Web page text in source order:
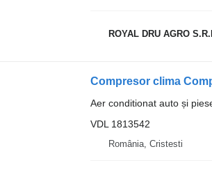
ROYAL DRU AGRO
Compresor clima
Aer conditionat auto și
VDL 1813542
România, Cristesti